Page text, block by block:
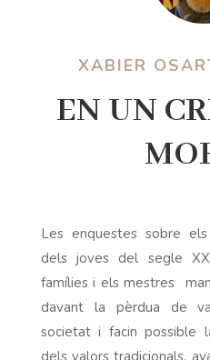
XABIER
EN UN
Les enquestes sobre
dels joves del segle
famílies i els mestres
davant la pèrdua de
societat i facin possible